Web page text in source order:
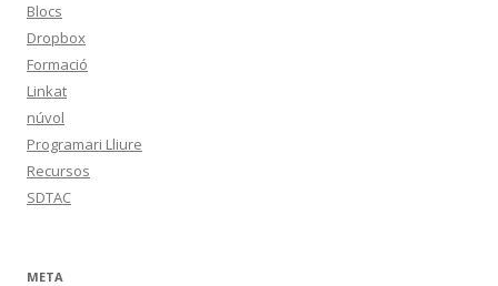
Blocs
Dropbox
Formació
Linkat
núvol
Programari Lliure
Recursos
SDTAC
META